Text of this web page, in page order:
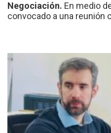
Negociación. En medio
convocado a una reunión